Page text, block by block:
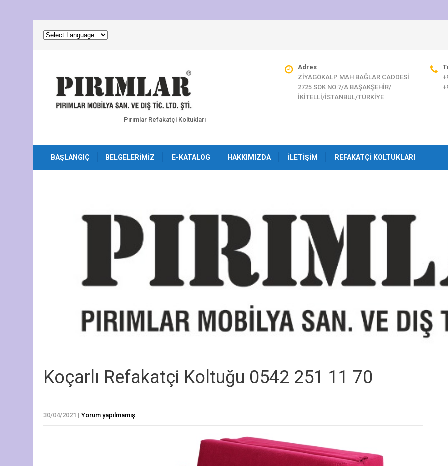
Pırımlar Refakatçi Koltukları
Adres
ZİYAGÖKALP MAH BAĞLAR CADDESİ
2725 SOK NO:7/A BAŞAKŞEHİR/
İKİTELLİ/İSTANBUL/TÜRKİYE
BAŞLANGIÇ BELGELERIMIZ E-KATALOG HAKKIMIZDA İLETIŞIM REFAKATÇI KOLTUKLARI
Koçarlı Refakatçi Koltuğu 0542 251 11 70
30/04/2021 | Yorum yapılmamış